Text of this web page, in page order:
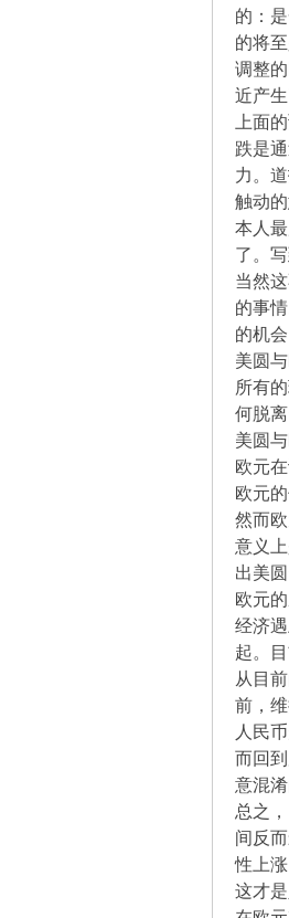
的：
的将
调整
近产
上面
跌是
力。
触动
本人
了。
当然
的事
的机
美圆
所有
何脱
美圆
欧元
欧元
然而
意义
出美
欧元
经济
起。
从目
前，
人民
而回
意混
总之
间反
性上
这才